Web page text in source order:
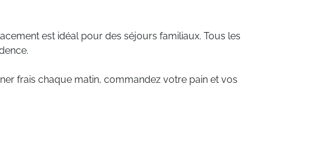
est idéal pour des séjours familiaux. Tous les
frais chaque matin, commandez votre pain et vos